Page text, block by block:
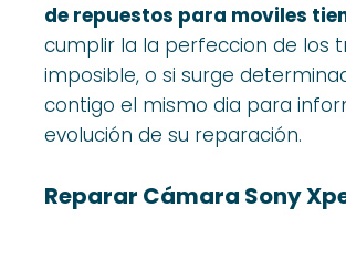
de repuestos para moviles
cumplir la la perfeccion de los
imposible, o si surge
contigo el mismo dia para
evolución de su reparación.
Reparar Cámara Sony